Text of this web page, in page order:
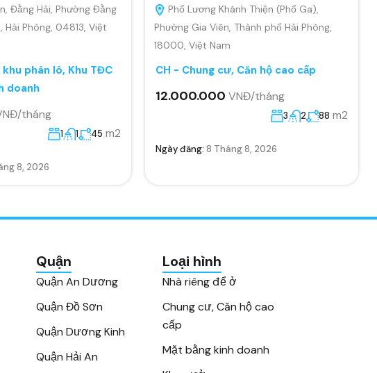
Đằng Hải, Phường Đằng
Hải Phòng, 04813, Việt
phân lô, Khu TĐC
doanh
tháng
1 1 45 m2
8, 2026
Phố Lương Khánh Thiện (Phố Ga),
Phường Gia Viên, Thành phố Hải Phòng,
18000, Việt Nam
CH - Chung cư, Căn hộ cao cấp
12.000.000 VNĐ/tháng
3 2 88 m2
Ngày đăng: 8 Tháng 8, 2026
Quận
Quận An Dương
Quận Đồ Sơn
Quận Dương Kinh
Quận Hải An
Loại hình
Nhà riêng để ở
Chung cư, Căn hộ cao
cấp
Mặt bằng kinh doanh